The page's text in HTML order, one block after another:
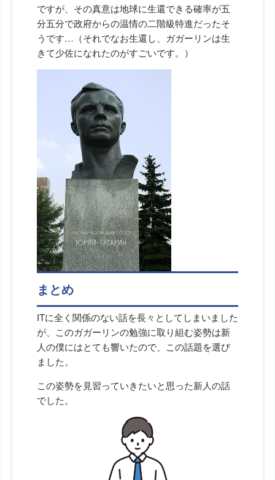
ですが、その真意は地球に生還できる確率が五
分五分で政府からの温情の二階級特進だったそ
うです…（それでなお生還し、ガガーリンは生
きて少佐になれたのがすごいです。）
まとめ
ITに全く関係のない話を長々としてしまいました
が、このガガーリンの勉強に取り組む姿勢は新
人の僕にはとても響いたので、この話題を選び
ました。
この姿勢を見習っていきたいと思った新人の話
でした。